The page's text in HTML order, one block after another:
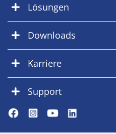
Lösungen
Downloads
Karriere
Support